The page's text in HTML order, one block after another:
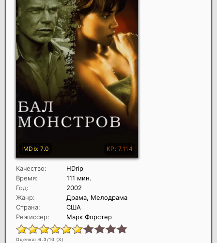
Качество:
HDrip
Время:
111 мин.
Год:
2002
Жанр:
Драма, Мелодрама
Страна:
США
Режиссер:
Марк Форстер
Оценка: 6.3/10 (3)